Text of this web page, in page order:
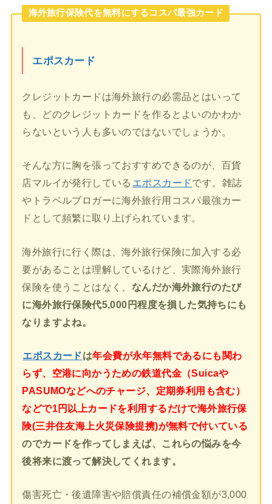
海外旅行保険代を無料にするコスパ最強カード
エポスカード
クレジットカードは海外旅行の必需品とはいって
も、どのクレジットカードを作るとよいのかわか
らないという人も多いのではないでしょうか。
そんな方に胸を張っておすすめできるのが、百貨
店マルイが発行している エポスカードです。雑誌
やトラベルブロガーに海外旅行用コスパ最強カー
ドとして頻繁に取り上げられています。
海外旅行に行く際は、海外旅行保険に加入する必
要があることは理解しているけど、実際海外旅行
保険を使うことはなく、 なんだか海外旅行のたび
に海外旅行保険代5,000円程度を損した気持ちにも
なりますよね。
エポスカードは年会費が永年無料であるにも関わ
らず、空港に向かうための鉄道代金（Suicaや
PASUMOなどへのチャージ、定期券利用も含む）
などで1円以上カードを利用するだけで海外旅行保
険(三井住友海上火災保険提携)が無料で付いている
のでカードを作ってしまえば、これらの悩みを今
後将来に渡って解決してくれます。
傷害死亡・後遺障害や賠償責任の補償金額が3,000